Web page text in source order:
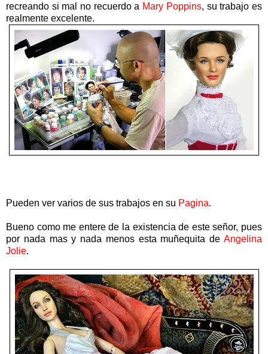
recreando si mal no recuerdo a Mary Poppins, su trabajo es
realmente excelente.
Pueden ver varios de sus trabajos en su Pagina.
Bueno como me entere de la existencia de este señor, pues
por nada mas y nada menos esta muñequita de Angelina
Jolie.